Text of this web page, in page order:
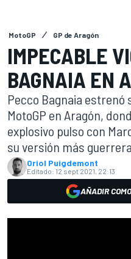
MotoGP GP de Aragón
IMPECABLE
BAGNAIA EN
Pecco Bagnaia estrenó
MotoGP en Aragón,
explosivo pulso con
su versión más guerrera.
Oriol Puigdemont
Editado: 12 sept 2021, 22:13
AÑADIR